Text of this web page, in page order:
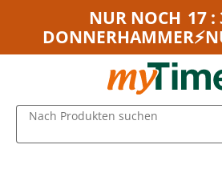
Zum Hauptinhalt springen
Zur Navigation springen
NUR NOCH 17 :
Nach Produkten suchen